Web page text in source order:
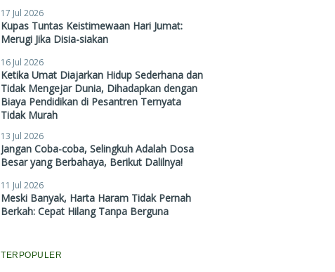
17 Jul 2026
Kupas Tuntas Keistimewaan Hari Jumat:
Merugi Jika Disia-siakan
16 Jul 2026
Ketika Umat Diajarkan Hidup Sederhana dan
Tidak Mengejar Dunia, Dihadapkan dengan
Biaya Pendidikan di Pesantren Ternyata
Tidak Murah
13 Jul 2026
Jangan Coba-coba, Selingkuh Adalah Dosa
Besar yang Berbahaya, Berikut Dalilnya!
11 Jul 2026
Meski Banyak, Harta Haram Tidak Pernah
Berkah: Cepat Hilang Tanpa Berguna
TERPOPULER